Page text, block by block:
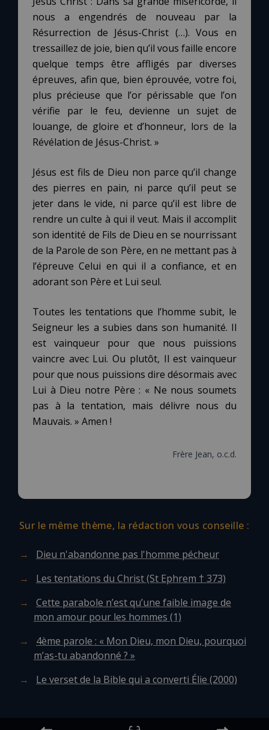
nous a engendrés de nouveau par la
Résurrection de Jésus-Christ (…). Vous en
tressaillez de joie, bien qu’il vous faille encore
quelque temps être affligés par diverses
épreuves, afin que, bien éprouvée, votre foi,
plus précieuse que l’or périssable que l’on
vérifie par le feu, devienne un sujet de
louange, de gloire et d’honneur, lors de la
Révélation de Jésus-Christ. »
Jésus est fils de Dieu non parce qu’il change
des pierres en pain, ni parce qu’il peut se
jeter dans le vide, ni parce qu’il est libre de
rendre un culte à qui il veut. Mais il accomplit
son identité de Fils de Dieu en se nourrissant
de la Parole de son Père, en ne mettant pas à
l’épreuve Celui en qui il a confiance, et en
adorant son Père et Lui seul.
Toutes les tentations que l’homme subit, le
Seigneur les a subies dans son humanité. Il
est vainqueur pour que nous puissions
vaincre avec Lui. Ou plutôt, Il est vainqueur
pour que nous puissions dire désormais avec
Lui à Dieu notre Père : « Ne nous soumets
pas à la tentation, mais délivre nous du
Mauvais. » Amen !
Frère Jean, o.c.d.
Sur le même thème, la rédaction vous conseille :
Dieu n'abandonne pas l'homme pécheur
Les tentations du Christ (St Ephrem † 373)
Cette parabole n’est qu’une faible image de
mon amour pour les hommes (1)
4ème parole : « Mon Dieu, mon Dieu, pourquoi
m’as-tu abandonné ? »
Le verset de la Bible qui a converti Élie (2000)